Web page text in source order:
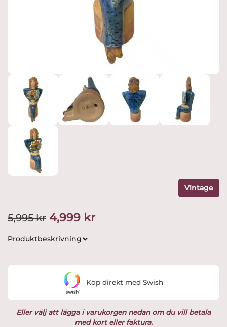
Vintage
5,995kr Det
ursprungliga
var:
5,995 kr.
4,999 krDet
4,999 kr.
Produktbeskrivning
Eller välj att lägga i varukorgen nedan om du vill betala
med kort eller faktura.
Köp direkt med Swish